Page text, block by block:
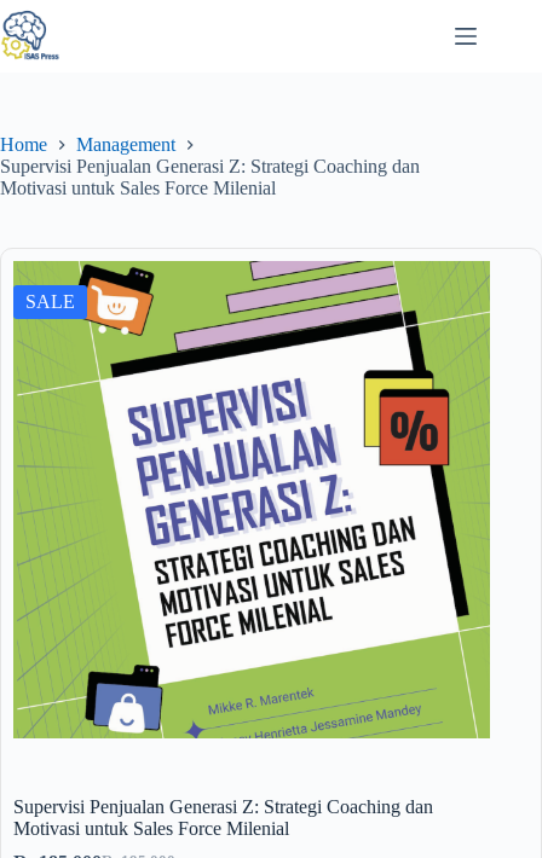
Home
Management
Supervisi Penjualan Generasi Z: Strategi Coaching dan
Motivasi untuk Sales Force Milenial
SALE
Supervisi Penjualan Generasi Z: Strategi Coaching dan
Motivasi untuk Sales Force Milenial